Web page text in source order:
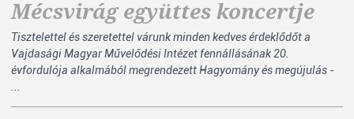
Mécsvirág együttes koncertje
Tisztelettel és szeretettel várunk minden kedves érdeklődőt a
Vajdasági Magyar Művelődési Intézet fennállásának 20.
évfordulója alkalmából megrendezett Hagyomány és megújulás -